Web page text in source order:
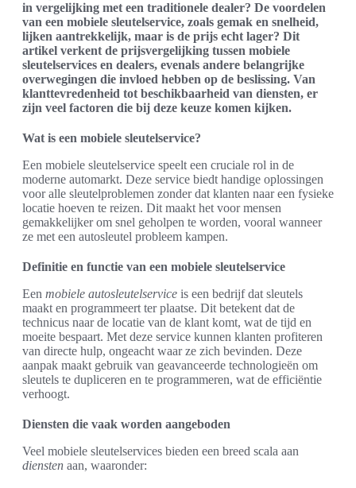
in vergelijking met een traditionele dealer? De voordelen
van een mobiele sleutelservice, zoals gemak en snelheid,
lijken aantrekkelijk, maar is de prijs echt lager? Dit
artikel verkent de prijsvergelijking tussen mobiele
sleutelservices en dealers, evenals andere belangrijke
overwegingen die invloed hebben op de beslissing. Van
klanttevredenheid tot beschikbaarheid van diensten, er
zijn veel factoren die bij deze keuze komen kijken.
Wat is een mobiele sleutelservice?
Een mobiele sleutelservice speelt een cruciale rol in de
moderne automarkt. Deze service biedt handige oplossingen
voor alle sleutelproblemen zonder dat klanten naar een fysieke
locatie hoeven te reizen. Dit maakt het voor mensen
gemakkelijker om snel geholpen te worden, vooral wanneer
ze met een autosleutel probleem kampen.
Definitie en functie van een mobiele sleutelservice
Een mobiele autosleutelservice is een bedrijf dat sleutels
maakt en programmeert ter plaatse. Dit betekent dat de
technicus naar de locatie van de klant komt, wat de tijd en
moeite bespaart. Met deze service kunnen klanten profiteren
van directe hulp, ongeacht waar ze zich bevinden. Deze
aanpak maakt gebruik van geavanceerde technologieën om
sleutels te dupliceren en te programmeren, wat de efficiëntie
verhoogt.
Diensten die vaak worden aangeboden
Veel mobiele sleutelservices bieden een breed scala aan
diensten aan, waaronder: